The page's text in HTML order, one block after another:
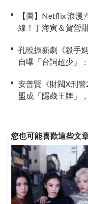
【圖】Netflix 浪漫
線！丁海寅＆賀營
孔曉振新劇《殺手
自曝「台詞超少」
安普賢《財閥X刑
盟成「隱藏王牌」
您也可能喜歡這些文